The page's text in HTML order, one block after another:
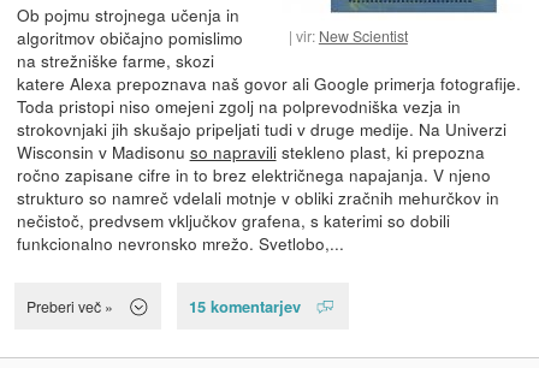
vir: New Scientist
Ob pojmu strojnega učenja in
algoritmov običajno pomislimo
na strežniške farme, skozi
katere Alexa prepoznava naš govor ali Google primerja fotografije.
Toda pristopi niso omejeni zgolj na polprevodniška vezja in
strokovnjaki jih skušajo pripeljati tudi v druge medije. Na Univerzi
Wisconsin v Madisonu so napravilistekleno plast, ki prepozna
ročno zapisane cifre in to brez električnega napajanja. V njeno
strukturo so namreč vdelali motnje v obliki zračnih mehurčkov in
nečistoč, predvsem vključkov grafena, s katerimi so dobili
funkcionalno nevronsko mrežo. Svetlobo,...
Preberi več » 15 komentarjev